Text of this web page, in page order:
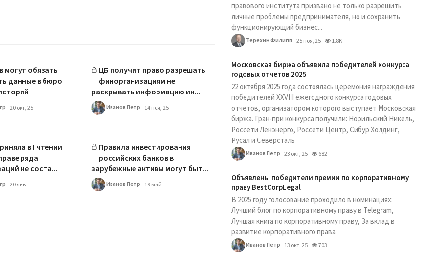
могут обязать
данные в бюро
20 окт, 25
ЦБ получит право разрешать
финорганизациям не
раскрывать информацию ин...
Иванов Петр 14 ноя, 25
в I чтении
ряда
не соста...
20 янв
Правила инвестирования
российских банков в
зарубежные активы могут быт...
Иванов Петр 19 май
правового института призвано не только разрешить
личные проблемы предпринимателя, но и сохранить
функционирующий бизнес...
Терехин Филипп 25 ноя, 25 1.8K
Московская биржа объявила победителей конкурса
годовых отчетов 2025
22 октября 2025 года состоялась церемония награждения
победителей XXVIII ежегодного конкурса годовых
отчетов, организатором которого выступает Московская
биржа. Гран-при конкурса получили: Норильский Никель,
Россети Ленэнерго, Россети Центр, Сибур Холдинг,
Русал и Северсталь
Иванов Петр 23 окт, 25 682
Объявлены победители премии по корпоративному
праву BestCorpLegal
В 2025 году голосование проходило в номинациях:
Лучший блог по корпоративному праву в Telegram,
Лучшая книга по корпоративному праву, За вклад в
развитие корпоративного права
Иванов Петр 13 окт, 25 703